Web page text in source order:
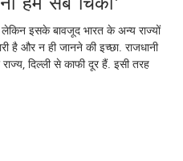
लेकिन इसके बावजूद भारत के अन्य राज्यों
है और न ही जानने की इच्छा. राजधानी
दिल्ली से काफी दूर हैं. इसी तरह